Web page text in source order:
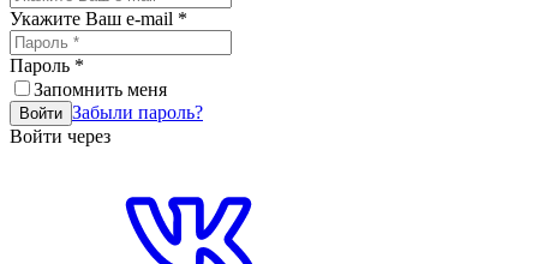
Укажите Ваш e-mail *
Пароль *
Запомнить меня
Войти Забыли пароль?
Войти через